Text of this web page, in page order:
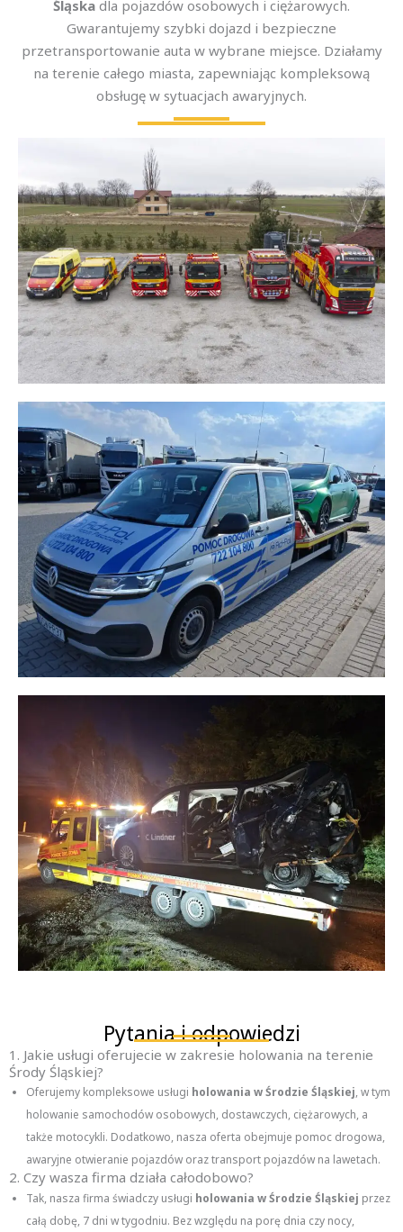
Śląska dla pojazdów osobowych i ciężarowych.
Gwarantujemy szybki dojazd i bezpieczne
przetransportowanie auta w wybrane miejsce. Działamy
na terenie całego miasta, zapewniając kompleksową
obsługę w sytuacjach awaryjnych.
Pytania i odpowiedzi
1. Jakie usługi oferujecie w zakresie holowania na terenie
Środy Śląskiej?
Oferujemy kompleksowe usługi holowania w Środzie Śląskiej, w tym
holowanie samochodów osobowych, dostawczych, ciężarowych, a
także motocykli. Dodatkowo, nasza oferta obejmuje pomoc drogowa,
awaryjne otwieranie pojazdów oraz transport pojazdów na lawetach.
2. Czy wasza firma działa całodobowo?
Tak, nasza firma świadczy usługi holowania w Środzie Śląskiej przez
całą dobę, 7 dni w tygodniu. Bez względu na porę dnia czy nocy,